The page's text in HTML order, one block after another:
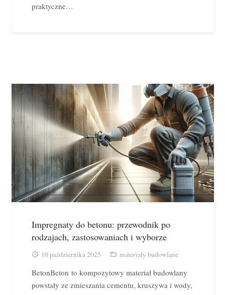
praktyczne…
Impregnaty do betonu: przewodnik po
rodzajach, zastosowaniach i wyborze
access_time 10 października 2025 folder_open materiały budowlane
BetonBeton to kompozytowy materiał budowlany
powstały ze zmieszania cementu, kruszywa i wody,